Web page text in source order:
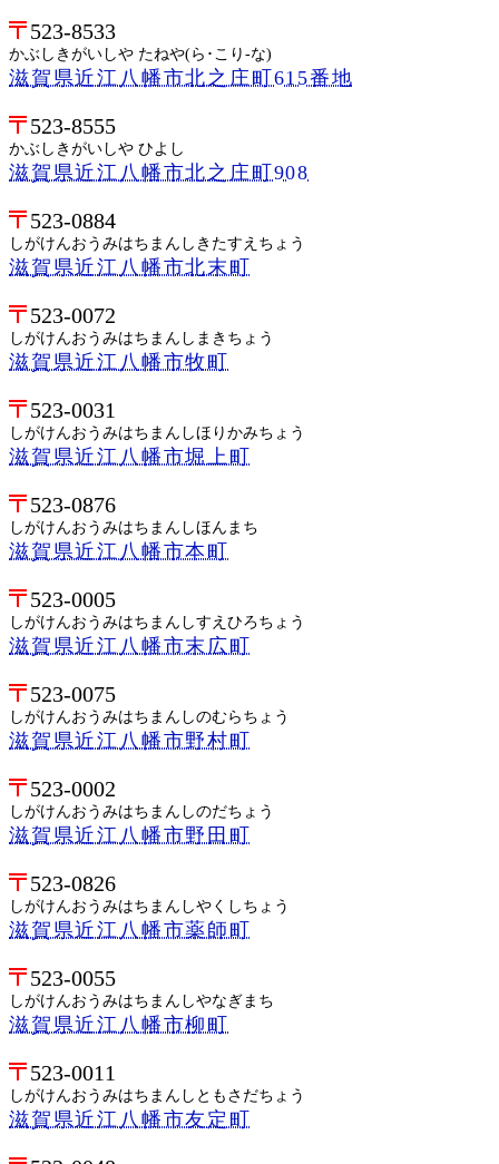
523-8533
かぶしきがいしや たねや(ら･こり-な)
滋賀県近江八幡市北之庄町615番地
523-8555
かぶしきがいしや ひよし
滋賀県近江八幡市北之庄町908
523-0884
しがけんおうみはちまんしきたすえちょう
滋賀県近江八幡市北末町
523-0072
しがけんおうみはちまんしまきちょう
滋賀県近江八幡市牧町
523-0031
しがけんおうみはちまんしほりかみちょう
滋賀県近江八幡市堀上町
523-0876
しがけんおうみはちまんしほんまち
滋賀県近江八幡市本町
523-0005
しがけんおうみはちまんしすえひろちょう
滋賀県近江八幡市末広町
523-0075
しがけんおうみはちまんしのむらちょう
滋賀県近江八幡市野村町
523-0002
しがけんおうみはちまんしのだちょう
滋賀県近江八幡市野田町
523-0826
しがけんおうみはちまんしやくしちょう
滋賀県近江八幡市薬師町
523-0055
しがけんおうみはちまんしやなぎまち
滋賀県近江八幡市柳町
523-0011
しがけんおうみはちまんしともさだちょう
滋賀県近江八幡市友定町